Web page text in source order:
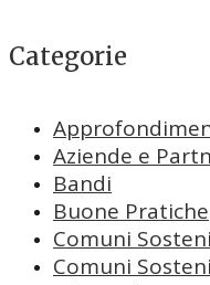
Categorie
Aziende e
Bandi
Buone Pratiche
Comuni
Comuni